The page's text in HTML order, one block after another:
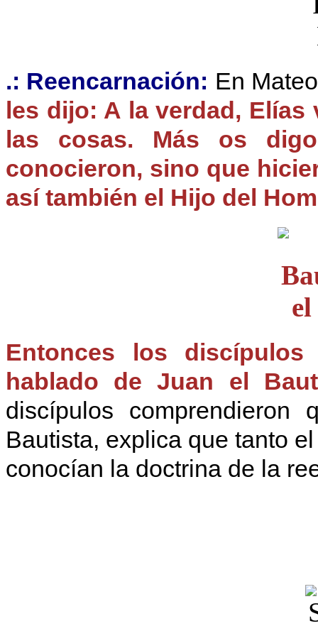
.: Reencarnación: En
les dijo: A la verdad,
las cosas. Más os
conocieron, sino que
así también el Hijo del
Entonces los
hablado de Juan el
discípulos
Bautista, explica que tanto
conocían la doctrina de la